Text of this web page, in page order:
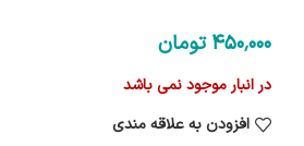
450٬000 تومان
در انبار موجود نمی باشد
افزودن به علاقه مندی